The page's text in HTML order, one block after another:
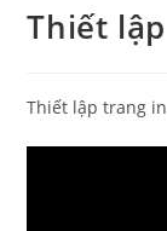
Thiết
Thiết lập trang in